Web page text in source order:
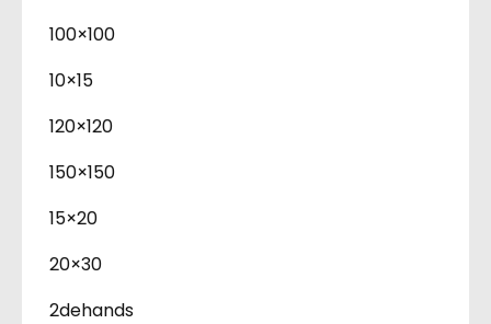
100×100
10×15
120×120
150×150
15×20
20×30
2dehands